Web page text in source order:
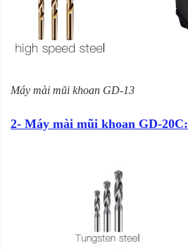
Máy mài mũi khoan GD-13
2- Máy mài mũi khoan GD-20C: